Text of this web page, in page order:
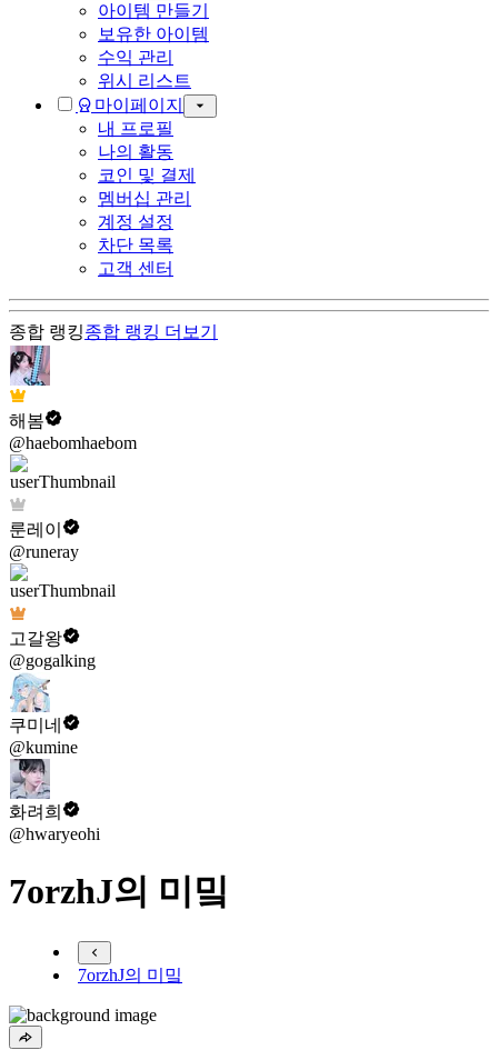
아이템 만들기
보유한 아이템
수익 관리
위시 리스트
마이페이지
내 프로필
나의 활동
코인 및 결제
멤버십 관리
계정 설정
차단 목록
고객 센터
종합 랭킹종합 랭킹 더보기
해봄
@haebomhaebom
룬레이
@runeray
고갈왕
@gogalking
쿠미네
@kumine
화려희
@hwaryeohi
7orzhJ의 미밐
7orzhJ의 미밐